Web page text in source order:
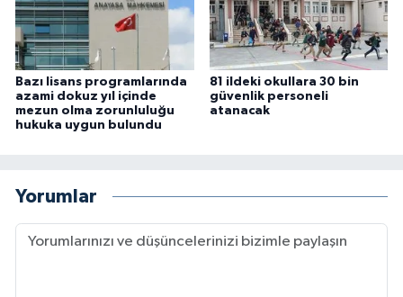
Bazı lisans programlarında
azami dokuz yıl içinde
mezun olma zorunluluğu
hukuka uygun bulundu
81 ildeki okullara 30 bin
güvenlik personeli
atanacak
Yorumlar